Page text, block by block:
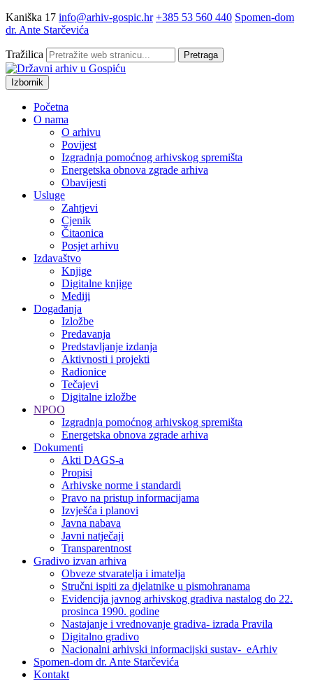
Kaniška 17 info@arhiv-gospic.hr +385 53 560 440 Spomen-dom
dr. Ante Starčevića
Tražilica Pretraga
Izbornik
Početna
O nama
O arhivu
Povijest
Izgradnja pomoćnog arhivskog spremišta
Energetska obnova zgrade arhiva
Obavijesti
Usluge
Zahtjevi
Cjenik
Čitaonica
Posjet arhivu
Izdavaštvo
Knjige
Digitalne knjige
Mediji
Događanja
Izložbe
Predavanja
Predstavljanje izdanja
Aktivnosti i projekti
Radionice
Tečajevi
Digitalne izložbe
NPOO
Izgradnja pomoćnog arhivskog spremišta
Energetska obnova zgrade arhiva
Dokumenti
Akti DAGS-a
Propisi
Arhivske norme i standardi
Pravo na pristup informacijama
Izvješća i planovi
Javna nabava
Javni natječaji
Transparentnost
Gradivo izvan arhiva
Obveze stvaratelja i imatelja
Stručni ispiti za djelatnike u pismohranama
Evidencija javnog arhivskog gradiva nastalog do 22.
prosinca 1990. godine
Nastajanje i vrednovanje gradiva- izrada Pravila
Digitalno gradivo
Nacionalni arhivski informacijski sustav- eArhiv
Spomen-dom dr. Ante Starčevića
Kontakt